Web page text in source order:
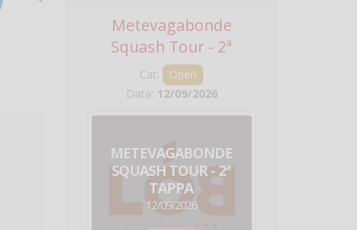
Metevagabonde
Squash Tour - 2ª
Tappa
Cat:
Open
Data: 12/09/2026
METEVAGABONDE
SQUASH TOUR - 2ª
TAPPA
12/09/2026